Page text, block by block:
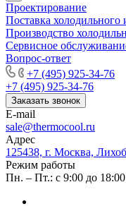
Проектирование
Поставка холодильного
Производство
Сервисное
Вопрос-ответ
+7 (495) 925-34-76
+7 (495) 925-34-76
Заказать звонок
E-mail
sale@thermocool.ru
Адрес
125438, г. Москва,
Режим работы
Пн. – Пт.: с 9:00 до 18:00